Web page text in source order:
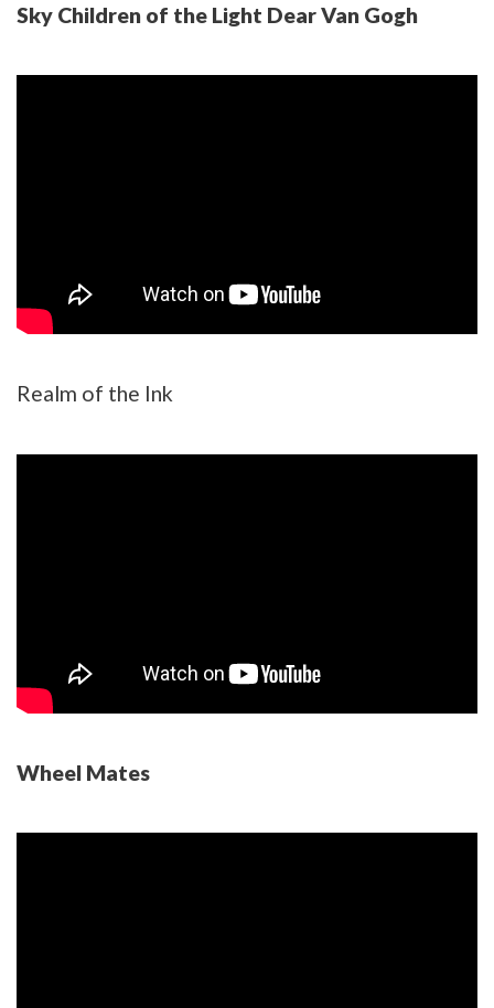
Sky Children of the Light Dear Van Gogh
Realm of the Ink
Wheel Mates